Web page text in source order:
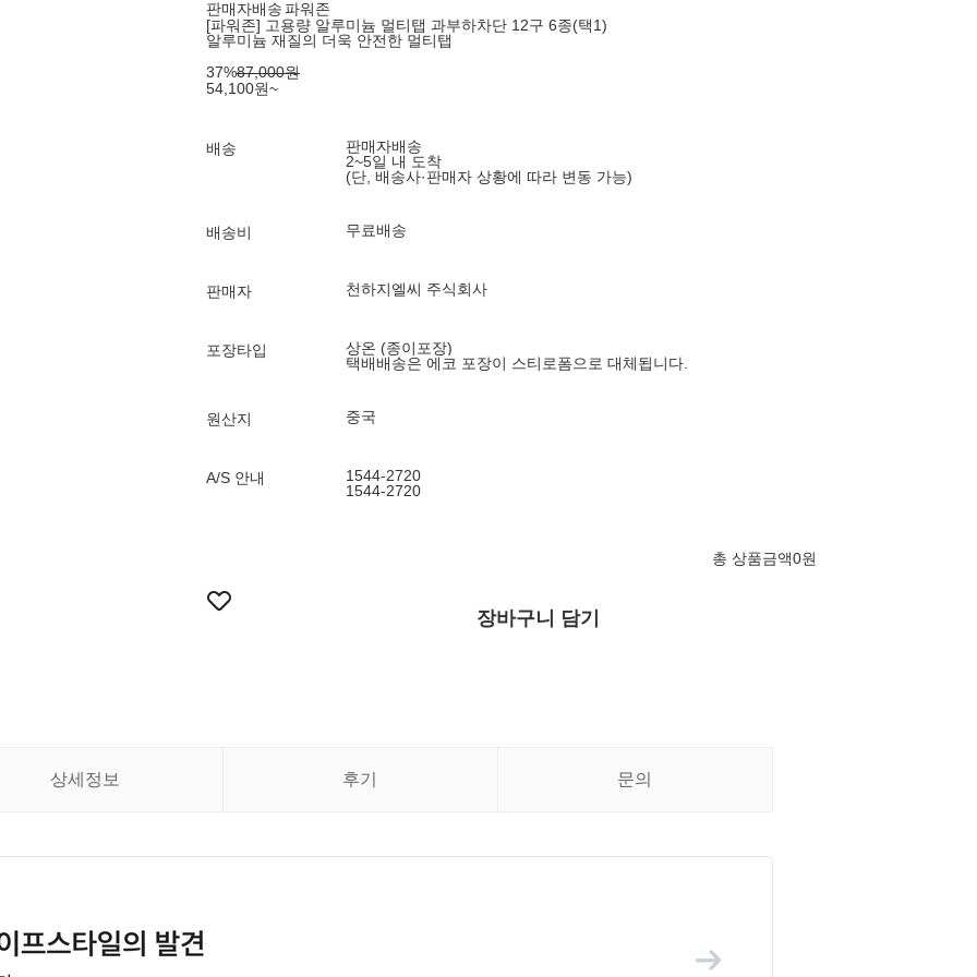
판매자배송파워존
[파워존] 고용량 알루미늄 멀티탭 과부하차단 12구 6종(택1)
알루미늄 재질의 더욱 안전한 멀티탭
37%87,000원
54,100원~
배송
판매자배송
2~5일 내 도착
(단, 배송사·판매자 상황에 따라 변동 가능)
배송비 무료배송
판매자 천하지엘씨 주식회사
포장타입
상온 (종이포장)
택배배송은 에코 포장이 스티로폼으로 대체됩니다.
원산지 중국
A/S 안내
1544-2720
1544-2720
총 상품금액0원
장바구니 담기
상세정보 후기 문의